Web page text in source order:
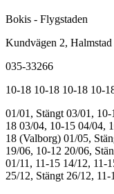
Bokis - Flygstaden
Kundvägen 2, Halmstad
035-33266
10-18 10-18 10-18 10-
01/01, Stängt 03/01, 10-
18 03/04, 10-15 04/04,
18 (Valborg) 01/05,
19/06, 10-12 20/06,
01/11, 11-15 14/12, 11-
25/12, Stängt 26/12, 11-